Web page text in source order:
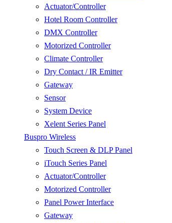
Actuator/Controller
Hotel Room Controller
DMX Controller
Motorized Controller
Climate Controller
Dry Contact / IR Emitter
Gateway
Sensor
System Device
Xelent Series Panel
Buspro Wireless
Touch Screen & DLP Panel
iTouch Series Panel
Actuator/Controller
Motorized Controller
Panel Power Interface
Gateway